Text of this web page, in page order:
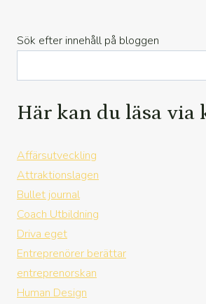
Sök efter innehåll på bloggen
Här kan du läsa via
Affärsutveckling
Attraktionslagen
Bullet journal
Coach Utbildning
Driva eget
Entreprenörer berättar
entreprenorskan
Human Design